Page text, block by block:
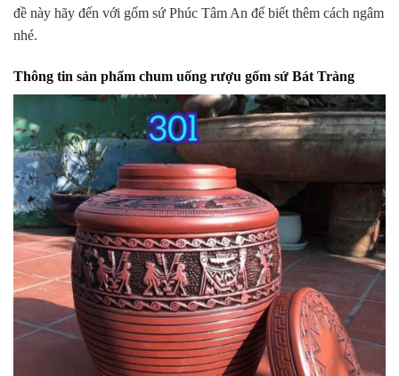
đề này hãy đến với gốm sứ Phúc Tâm An để biết thêm cách ngâm
nhé.
Thông tin sản phẩm chum uống rượu gốm sứ Bát Tràng